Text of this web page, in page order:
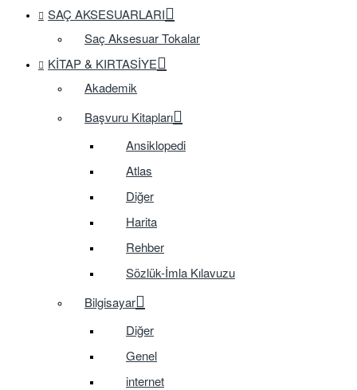
SAÇ AKSESUARLARI
Saç Aksesuar Tokalar
KITAP & KIRTASIYE
Akademik
Başvuru Kitapları
Ansiklopedi
Atlas
Diğer
Harita
Rehber
Sözlük-İmla Kılavuzu
Bilgisayar
Diğer
Genel
internet